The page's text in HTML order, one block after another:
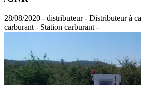
28/08/2020 - distributeur - Distributeur à
carburant - Station carburant -